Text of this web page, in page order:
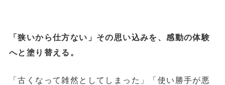
「狭いから仕方ない」その思い込みを、感動の体験
へと塗り替える。
「古くなって雑然としてしまった」「使い勝手が悪